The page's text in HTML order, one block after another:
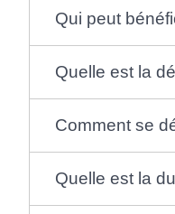
Qui peut
Quelle est la
Comment se
Quelle est la